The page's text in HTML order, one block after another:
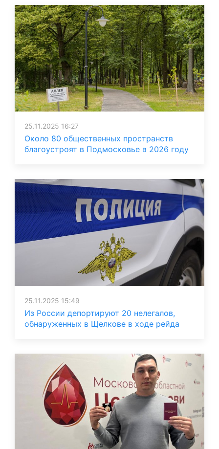
25.11.2025 16:27
Около 80 общественных пространств
благоустроят в Подмосковье в 2026 году
25.11.2025 15:49
Из России депортируют 20 нелегалов,
обнаруженных в Щелкове в ходе рейда